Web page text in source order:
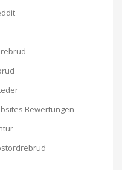
Bewertungen